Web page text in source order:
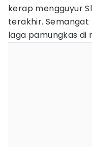
kerap mengguyur
terakhir.
laga pamungkas di